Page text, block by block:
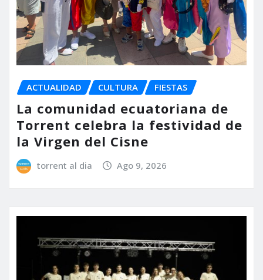
ACTUALIDAD CULTURA FIESTAS
La comunidad ecuatoriana de
Torrent celebra la festividad de
la Virgen del Cisne
torrent al dia Ago 9, 2026